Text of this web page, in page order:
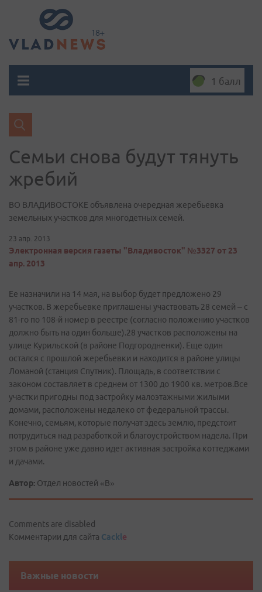
1 балл
Семьи снова будут тянуть
жребий
ВО ВЛАДИВОСТОКЕ объявлена очередная жеребьевка
земельных участков для многодетных семей.
23 апр. 2013
Электронная версия газеты "Владивосток" №3327 от 23
апр. 2013
Ее назначили на 14 мая, на выбор будет предложено 29
участков. В жеребьевке приглашены участвовать 28 семей – с
81-го по 108-й номер в реестре (согласно положению участков
должно быть на один больше).28 участков расположены на
улице Курильской (в районе Подгородненки). Еще один
остался с прошлой жеребьевки и находится в районе улицы
Ломаной (станция Спутник). Площадь, в соответствии с
законом составляет в среднем от 1300 до 1900 кв. метров.Все
участки пригодны под застройку малоэтажными жилыми
домами, расположены недалеко от федеральной трассы.
Конечно, семьям, которые получат здесь землю, предстоит
потрудиться над разработкой и благоустройством надела. При
этом в районе уже давно идет активная застройка коттеджами
и дачами.
Автор: Отдел новостей «В»
Comments are disabled
Комментарии для сайта Cackle
Важные новости